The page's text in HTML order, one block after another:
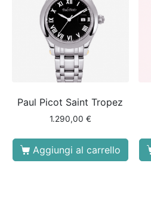
Paul Picot Saint Tropez
1.290,00 €
Aggiungi al carrello